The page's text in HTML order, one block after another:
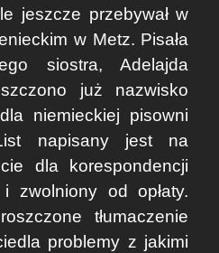
jeszcze przebywał w
w Metz. Pisała
siostra, Adelajda
już nazwisko
niemieckiej pisowni
napisany jest na
dla korespondencji
zwolniony od opłaty.
tłumaczenie
problemy z jakimi